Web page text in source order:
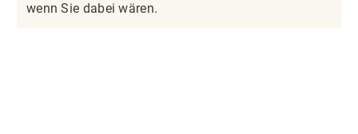
wenn Sie dabei wären.